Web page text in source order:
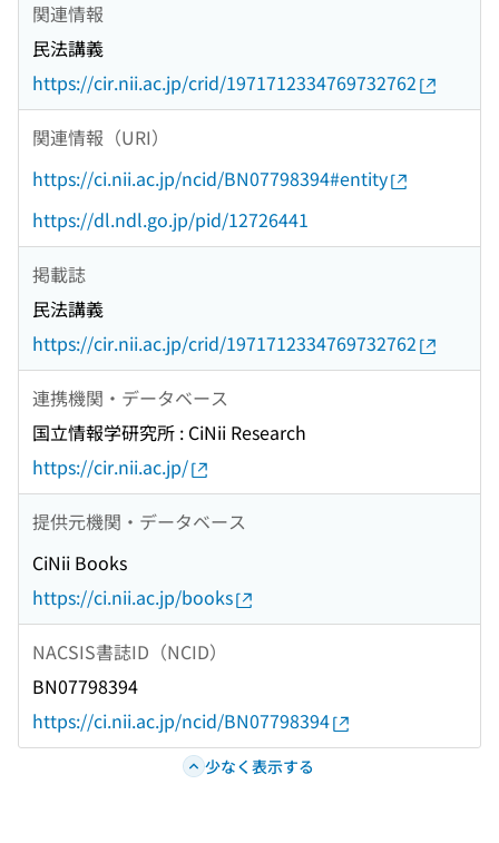
関連情報
民法講義
https://cir.nii.ac.jp/crid/1971712334769732762
関連情報（URI）
https://ci.nii.ac.jp/ncid/BN07798394#entity
https://dl.ndl.go.jp/pid/12726441
掲載誌
民法講義
https://cir.nii.ac.jp/crid/1971712334769732762
連携機関・データベース
国立情報学研究所 : CiNii Research
https://cir.nii.ac.jp/
提供元機関・データベース
CiNii Books
https://ci.nii.ac.jp/books
NACSIS書誌ID（NCID）
BN07798394
https://ci.nii.ac.jp/ncid/BN07798394
少なく表示する